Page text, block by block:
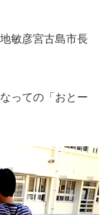
敏彦宮古島市長
っての「おとー